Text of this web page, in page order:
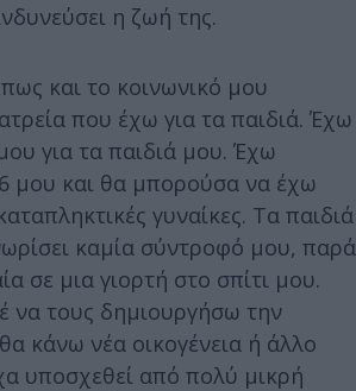
η ζωή της.
και το κοινωνικό μου
που έχω για τα παιδιά. Έχω
για τα παιδιά μου. Έχω
μου και θα μπορούσα να έχω
γυναίκες. Τα παιδιά
καμία σύντροφό μου, παρά
σε μια γιορτή στο σπίτι μου.
να τους δημιουργήσω την
κάνω νέα οικογένεια ή άλλο
υποσχεθεί από πολύ μικρή